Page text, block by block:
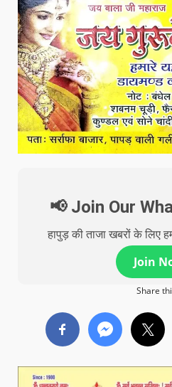
📢 Join Our
हापुड़ की ताजा खबरों के लिए
Join
Share